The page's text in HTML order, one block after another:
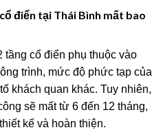
điển tại Thái Bình mất bao
cổ điển phụ thuộc vào
trình, mức độ phức tạp của
khách quan khác. Tuy nhiên,
sẽ mất từ 6 đến 12 tháng,
kế và hoàn thiện.